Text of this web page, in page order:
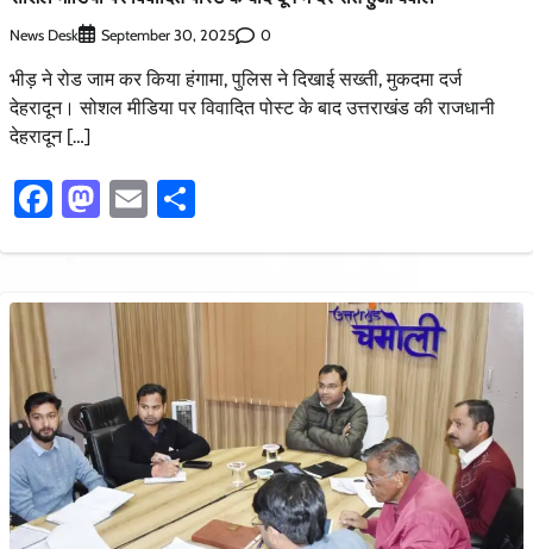
News Desk September 30, 2025 0
भीड़ ने रोड जाम कर किया हंगामा, पुलिस ने दिखाई सख्ती, मुकदमा दर्ज
देहरादून। सोशल मीडिया पर विवादित पोस्ट के बाद उत्तराखंड की राजधानी
देहरादून […]
Facebook
Mastodon
Email